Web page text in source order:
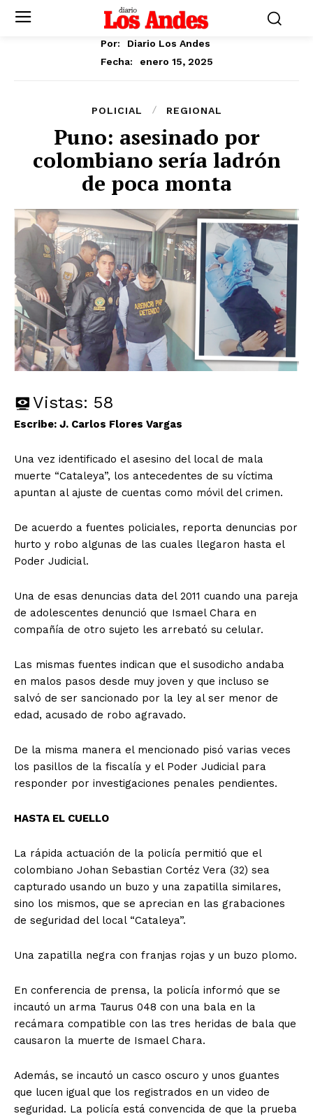
Por:
Diario Los Andes
Fecha:
enero 15, 2025
POLICIAL REGIONAL
Puno: asesinado por
colombiano sería ladrón
de poca monta
Vistas: 58
Escribe: J. Carlos Flores Vargas
Una vez identificado el asesino del local de mala
muerte “Cataleya”, los antecedentes de su víctima
apuntan al ajuste de cuentas como móvil del crimen.
De acuerdo a fuentes policiales, reporta denuncias por
hurto y robo algunas de las cuales llegaron hasta el
Poder Judicial.
Una de esas denuncias data del 2011 cuando una pareja
de adolescentes denunció que Ismael Chara en
compañía de otro sujeto les arrebató su celular.
Las mismas fuentes indican que el susodicho andaba
en malos pasos desde muy joven y que incluso se
salvó de ser sancionado por la ley al ser menor de
edad, acusado de robo agravado.
De la misma manera el mencionado pisó varias veces
los pasillos de la fiscalía y el Poder Judicial para
responder por investigaciones penales pendientes.
HASTA EL CUELLO
La rápida actuación de la policía permitió que el
colombiano Johan Sebastian Cortéz Vera (32) sea
capturado usando un buzo y una zapatilla similares,
sino los mismos, que se aprecian en las grabaciones
de seguridad del local “Cataleya”.
Una zapatilla negra con franjas rojas y un buzo plomo.
En conferencia de prensa, la policía informó que se
incautó un arma Taurus 048 con una bala en la
recámara compatible con las tres heridas de bala que
causaron la muerte de Ismael Chara.
Además, se incautó un casco oscuro y unos guantes
que lucen igual que los registrados en un video de
seguridad. La policía está convencida de que la prueba